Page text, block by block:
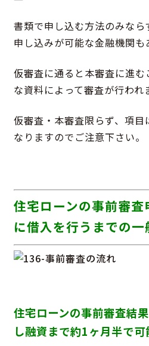
書類で申し込む方法のみなら
申し込みが可能な金融機関も
仮審査に通ると本審査に進む
な資料によって審査が行われ
仮審査・本審査限らず、項目
なりますのでご注意下さい。
住宅ローンの事前審
に借入を行うまでの一
住宅ローンの事前審査結
し融資まで約1ヶ月半で可